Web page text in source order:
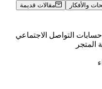
والأفكار
مقالات قديمة
التواصل الاجتماعي